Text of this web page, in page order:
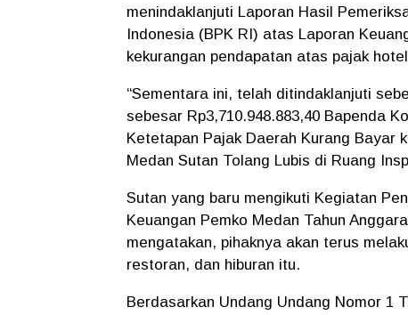
menindaklanjuti Laporan Hasil
Indonesia (BPK RI) atas Laporan
kekurangan pendapatan atas pajak
“Sementara ini, telah ditindaklanjuti
sebesar Rp3,710.948.883,40 Bapenda
Ketetapan Pajak Daerah Kurang Bayar
Medan Sutan Tolang Lubis di Ruang
Sutan yang baru mengikuti Kegiatan
Keuangan Pemko Medan Tahun
mengatakan, pihaknya akan terus
restoran, dan hiburan itu.
Berdasarkan Undang Undang Nomor 1